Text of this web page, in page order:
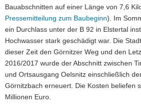
Bauabschnitten auf einer Länge von 7,6
Pressemitteilung zum Baubeginn). Im
ein Durchlass unter der B 92 in Elstertal
Hochwasser stark geschädigt war. Die
dieser Zeit den Görnitzer Weg und den
2016/2017 wurde der Abschnitt zwischen
und Ortsausgang Oelsnitz einschließlich
Görnitzbach erneuert. Die Kosten beliefen
Millionen Euro.